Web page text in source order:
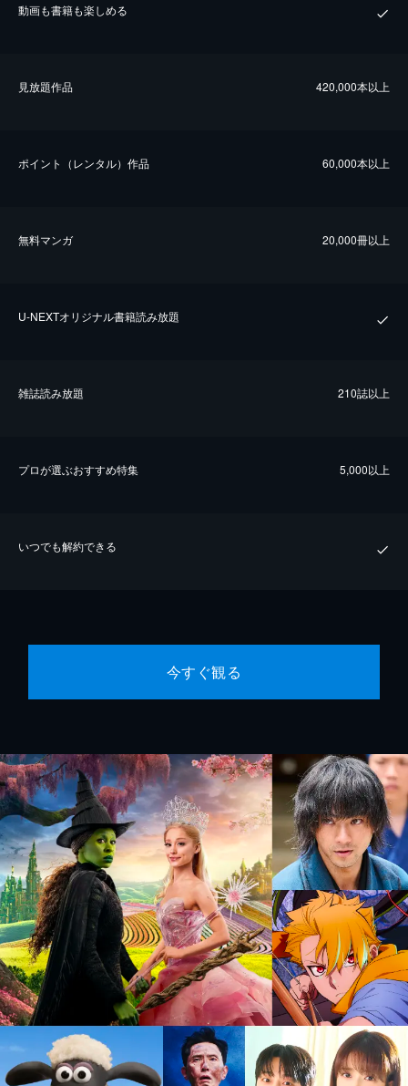
動画も書籍も楽しめる
⾒放題作品 420,000本以上
ポイント（レンタル）作品 60,000本以上
無料マンガ 20,000冊以上
U-NEXTオリジナル書籍読み放題
雑誌読み放題 210誌以上
プロが選ぶおすすめ特集 5,000以上
いつでも解約できる
今すぐ観る